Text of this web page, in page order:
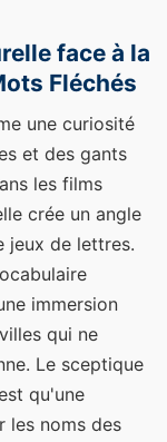
face à la
Fléchés
une curiosité
et des gants
les films
crée un angle
jeux de lettres.
immersion
qui ne
Le sceptique
qu'une
les noms des